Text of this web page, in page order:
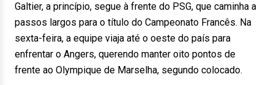
Galtier, a princípio, segue à frente do PSG, que caminha a
passos largos para o título do Campeonato Francês. Na
sexta-feira, a equipe viaja até o oeste do país para
enfrentar o Angers, querendo manter oito pontos de
frente ao Olympique de Marselha, segundo colocado.